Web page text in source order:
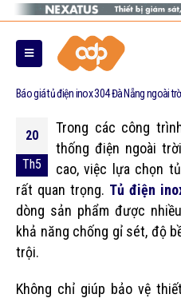
Báo giá tủ điện inox 304 Đà Nẵng ngoài
20
Th5
Trong các công
thống điện ngoài
cao, việc lựa chọn
rất quan trọng. Tủ điện
dòng sản phẩm được
khả năng chống gỉ sét, độ
trội.
Không chỉ giúp bảo vệ